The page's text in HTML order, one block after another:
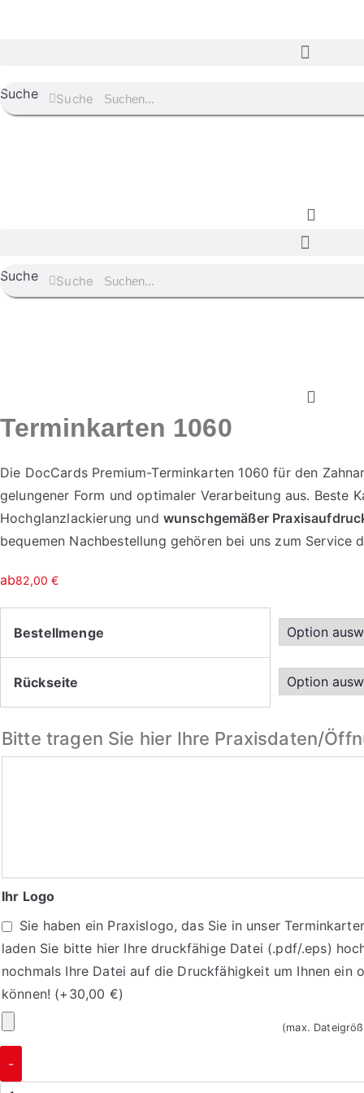
Suche Suche
Suche Suche
Terminkarten 1060
Die DocCards Premium-Terminkarten 1060 für den
gelungener Form und optimaler Verarbeitung aus. Beste
Hochglanzlackierung und wunschgemäßer
bequemen Nachbestellung gehören bei uns zum Service
ab82,00€
Bestellmenge
Rückseite
Bitte tragen Sie hier Ihre Praxisdaten/
Praxisdaten/
Öffnungszeiten
ein
Ihr Logo
Sie haben ein Praxislogo, das Sie in unser
laden Sie bitte hier Ihre druckfähige Datei (.pdf/.eps)
nochmals Ihre Datei auf die Druckfähigkeit um Ihnen ein
können! (+ 30,00 €)
Logo
(max.
-
1060